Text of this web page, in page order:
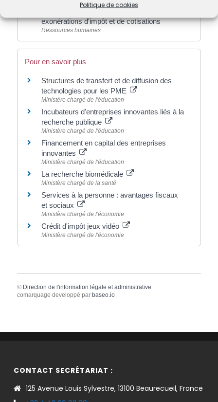
Politique de cookies
Bassin d'emploi à redynamiser (BER) :
exonérations d'impôt et de cotisations
Ressources humaines
Pour en savoir plus
Structures de transfert et de diffusion des
technologies pour les PME
Ministère chargé de l'éducation
Incubateurs d'entreprises innovantes liés à la
recherche publique
Ministère chargé de l'éducation
Financement en capital des entreprises
innovantes
Ministère chargé de l'éducation
La recherche biomédicale
Ministère chargé de la santé
Services à la personne : avantages fiscaux
et sociaux
Ministère chargé de l'économie
Crédit d'impôt jeux vidéo
Ministère chargé de l'économie
© Direction de l'information légale et administrative
comarquage developpé par baseo.io
CONTACT SECRÉTARIAT :
125 Avenue Louis Sylvestre, 13100 Beaurecueil, France